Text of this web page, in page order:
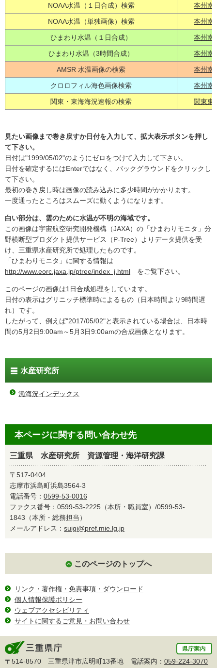
NOAA水温（１日合成）検索 本州南
NOAA水温（単独画像）検索 本州南
ひまわり水温（１日合成） 本州南
ひまわり水温（3時間合成） 本州南
AMSR 水温画像の検索 本州南
クロロフィル海色画像検索 本州南
関東・東海海況速報の検索 関東東
見たい画像まで巻き戻すか日付を入力して、拡大表示ボタンを押し
て下さい。
日付は"1999/05/02"のようにゼロをつけて入力して下さい。
日付を確定するにはEnterではなく、バックグラウンドをクリックし
て下さい。
最初の巻き戻し時は画像の読み込みに多少時間がかかります。
一度通ったところはスムーズに動くようになります。
白い部分は、雲のために水温が不明の海域です。
この画像は宇宙航空研究開発機構（JAXA）の「ひまわりモニタ」分
野横断型プロダクト提供サービス（P-Tree）よりデータ提供を受
け、三重県水産研究所で処理したものです。
「ひまわりモニタ」に関する情報は
http://www.eorc.jaxa.jp/ptree/index_j.html をご覧下さい。
このページの画像は1日合成処理をしています。
日付の表示はグリニッチ標準時によるもの（日本時間より9時間遅
れ）です。
したがって、例えば"2017/05/02"と表示されている場合は、日本時
間の5月2日9:00am～5月3日9:00amの合成画像となります。
水産研究所
漁海況インデックス
本ページに関する問い合わせ先
三重県 水産研究所 資源管理・海洋研究課
〒517-0404
志摩市浜島町浜島3564-3
電話番号： 0599-53-0016
ファクス番号：0599-53-2225（本所・職員室）/0599-53-
1843（本所・総務担当）
メールアドレス： suigi@pref.mie.lg.jp
このページのトップへ
リンク・著作権・免責事項・ダウンロード
個人情報保護ポリシー
ウェブアクセシビリティ
サイトに関するご意見・お問い合わせ
〒514-8570 三重県津市広明町13番地 電話案内： 059-224-3070